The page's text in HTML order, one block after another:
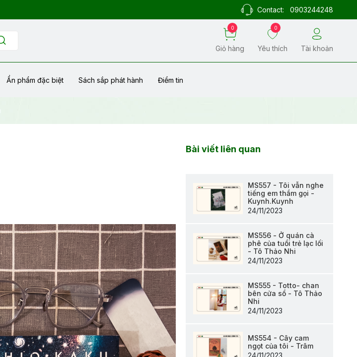
Contact: 0903244248
0
Giỏ hàng
0
Yêu thích Tài khoản
Ẩn phẩm đặc biệt Sách sắp phát hành Điểm tin
Bài viết liên quan
MS557 - Tôi vẫn nghe
tiếng em thầm gọi -
Kuynh.Kuynh
24/11/2023
MS556 - Ở quán cà
phê của tuổi trẻ lạc lối
- Tô Thảo Nhi
24/11/2023
MS555 - Totto- chan
bên cửa sổ - Tô Thảo
Nhi
24/11/2023
MS554 - Cây cam
ngọt của tôi - Trâm